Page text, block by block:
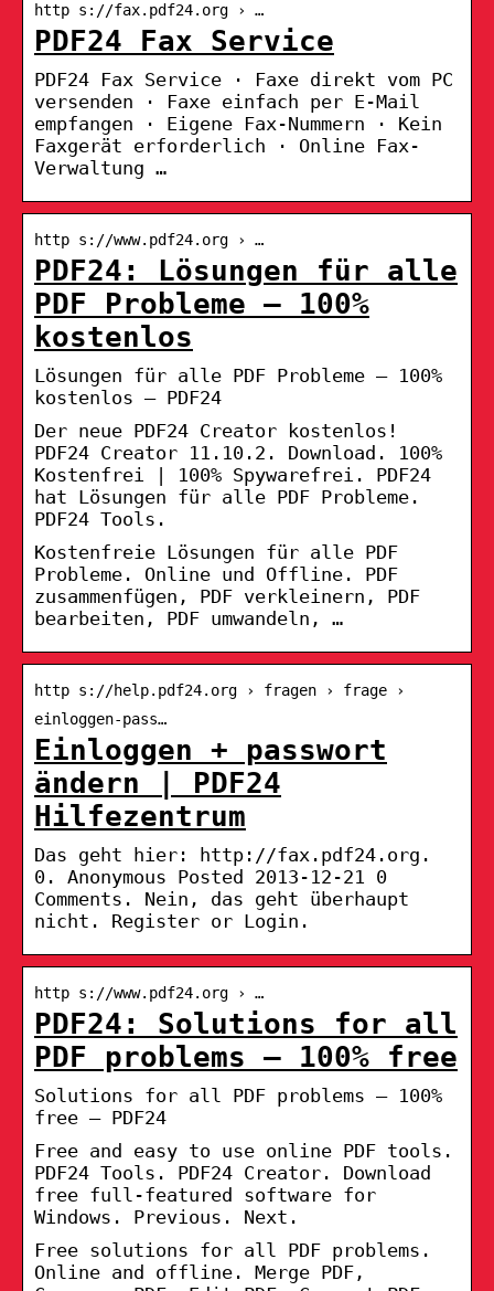
http s://fax.pdf24.org › …
PDF24 Fax Service
PDF24 Fax Service · Faxe direkt vom PC
versenden · Faxe einfach per E-Mail
empfangen · Eigene Fax-Nummern · Kein
Faxgerät erforderlich · Online Fax-
Verwaltung …
http s://www.pdf24.org › …
PDF24: Lösungen für alle
PDF Probleme – 100%
kostenlos
Lösungen für alle PDF Probleme – 100%
kostenlos – PDF24
Der neue PDF24 Creator kostenlos!
PDF24 Creator 11.10.2. Download. 100%
Kostenfrei | 100% Spywarefrei. PDF24
hat Lösungen für alle PDF Probleme.
PDF24 Tools.
Kostenfreie Lösungen für alle PDF
Probleme. Online und Offline. PDF
zusammenfügen, PDF verkleinern, PDF
bearbeiten, PDF umwandeln, …
http s://help.pdf24.org › fragen › frage ›
einloggen-pass…
Einloggen + passwort
ändern | PDF24
Hilfezentrum
Das geht hier: http://fax.pdf24.org.
0. Anonymous Posted 2013-12-21 0
Comments. Nein, das geht überhaupt
nicht. Register or Login.
http s://www.pdf24.org › …
PDF24: Solutions for all
PDF problems – 100% free
Solutions for all PDF problems – 100%
free – PDF24
Free and easy to use online PDF tools.
PDF24 Tools. PDF24 Creator. Download
free full-featured software for
Windows. Previous. Next.
Free solutions for all PDF problems.
Online and offline. Merge PDF,